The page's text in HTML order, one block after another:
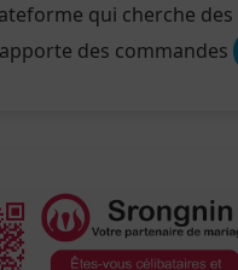
qui cherche
des commandes